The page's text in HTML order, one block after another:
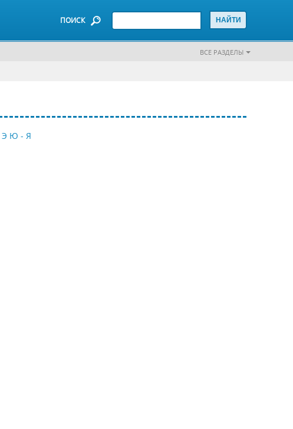
ПОИСК
ВСЕ РАЗДЕЛЫ
Э Ю - Я